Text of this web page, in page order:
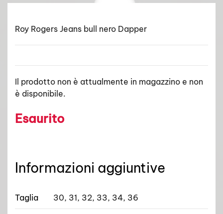
Roy Rogers Jeans bull nero Dapper
Il prodotto non è attualmente in magazzino e non
è disponibile.
Esaurito
Informazioni aggiuntive
Taglia 30, 31, 32, 33, 34, 36